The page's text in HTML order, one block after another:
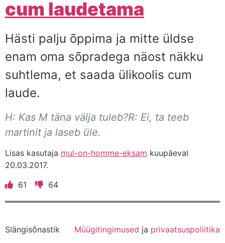
cum laudetama
Hästi palju õppima ja mitte üldse
enam oma sõpradega näost näkku
suhtlema, et saada ülikoolis cum
laude.
H: Kas M täna välja tuleb?R: Ei, ta teeb
martinit ja laseb üle.
Lisas kasutaja mul-on-homme-eksam kuupäeval
20.03.2017.
61
64
Slängisõnastik Müügitingimused ja privaatsuspoliitika